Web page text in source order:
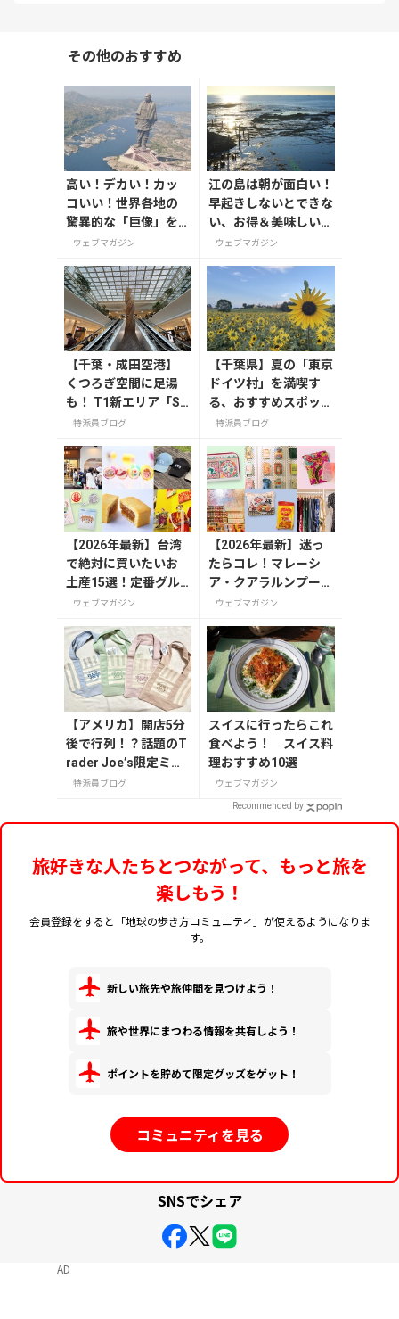
その他のおすすめ
高い！デカい！カッ
コいい！世界各地の
驚異的な「巨像」を
大紹介。
ウェブマガジン
江の島は朝が面白い！
早起きしないとできな
い、お得＆美味しいが
たくさんの体験をしよ
ウェブマガジン
【千葉・成田空港】
くつろぎ空間に足湯
も！ T1新エリア「SH
IKISAI GARDEN」
特派員ブログ
【千葉県】夏の「東京
ドイツ村」を満喫す
る、おすすめスポット
3選
特派員ブログ
【2026年最新】台湾
で絶対に買いたいお
土産15選！定番グル
メやかわいい雑貨、
ウェブマガジン
【2026年最新】迷っ
たらコレ！マレーシ
ア・クアラルンプール
で絶対買いたいお土産
ウェブマガジン
【アメリカ】開店5分
後で行列！？話題のT
rader Joe’s限定ミニ
トート発売日レポ
特派員ブログ
スイスに行ったらこれ
食べよう！ スイス料
理おすすめ10選
ウェブマガジン
Recommended by
旅好きな人たちとつながって、もっと旅を
楽しもう！
会員登録をすると「地球の歩き方コミュニティ」が使えるようになりま
す。
新しい旅先や旅仲間を見つけよう！
旅や世界にまつわる情報を共有しよう！
ポイントを貯めて限定グッズをゲット！
コミュニティを見る
SNSでシェア
AD